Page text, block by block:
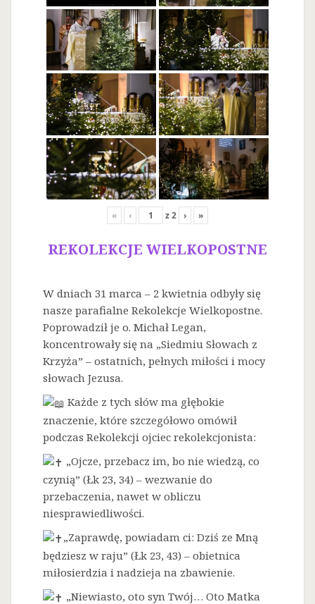
« ‹ z2 › »
REKOLEKCJE WIELKOPOSTNE
W dniach 31 marca – 2 kwietnia odbyły się
nasze parafialne Rekolekcje Wielkopostne.
Poprowadził je o. Michał Legan,
koncentrowały się na „Siedmiu Słowach z
Krzyża” – ostatnich, pełnych miłości i mocy
słowach Jezusa.
Każde z tych słów ma głębokie
znaczenie, które szczegółowo omówił
podczas Rekolekcji ojciec rekolekcjonista:
„Ojcze, przebacz im, bo nie wiedzą, co
czynią” (Łk 23, 34) – wezwanie do
przebaczenia, nawet w obliczu
niesprawiedliwości.
„Zaprawdę, powiadam ci: Dziś ze Mną
będziesz w raju” (Łk 23, 43) – obietnica
miłosierdzia i nadzieja na zbawienie.
„Niewiasto, oto syn Twój… Oto Matka